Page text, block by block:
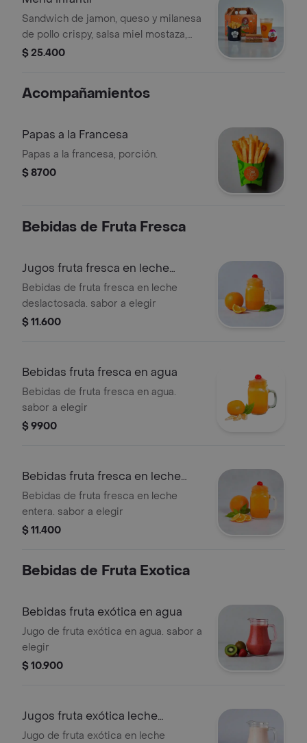
Sandwich de jamon, queso y milanesa
de pollo crispy, salsa miel mostaza,
papitas fritas, granizado y premio
$ 25.400
Acompañamientos
Papas a la Francesa
Papas a la francesa, porción.
$ 8700
Bebidas de Fruta Fresca
Jugos fruta fresca en leche
deslactosada
Bebidas de fruta fresca en leche
deslactosada. sabor a elegir
$ 11.600
Bebidas fruta fresca en agua
Bebidas de fruta fresca en agua.
sabor a elegir
$ 9900
Bebidas fruta fresca en leche
entera
Bebidas de fruta fresca en leche
entera. sabor a elegir
$ 11.400
Bebidas de Fruta Exotica
Bebidas fruta exótica en agua
Jugo de fruta exótica en agua. sabor a
elegir
$ 10.900
Jugos fruta exótica leche
deslactosada
Jugo de fruta exótica en leche